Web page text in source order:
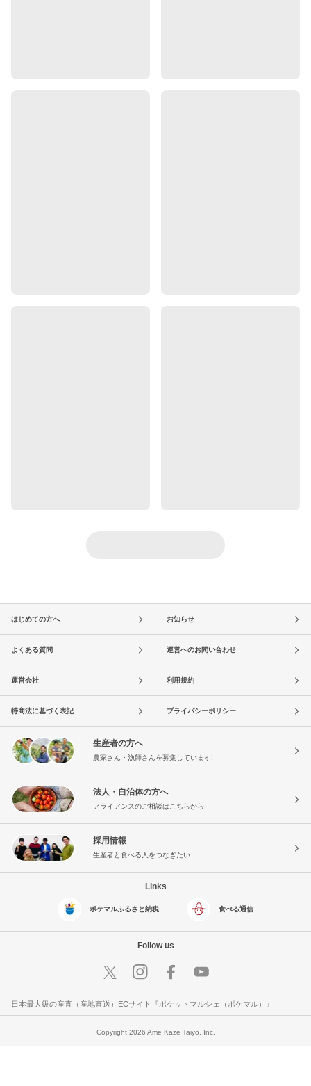
はじめての方へ お知らせ
よくある質問 運営へのお問い合わせ
運営会社 利用規約
特商法に基づく表記 プライバシーポリシー
生産者の方へ
農家さん・漁師さんを募集しています!
法人・自治体の方へ
アライアンスのご相談はこちらから
採用情報
生産者と食べる人をつなぎたい
Links
ポケマルふるさと納税 食べる通信
Follow us
日本最大級の産直（産地直送）ECサイト『ポケットマルシェ（ポケマル）』
Copyright 2026 Ame Kaze Taiyo, Inc.